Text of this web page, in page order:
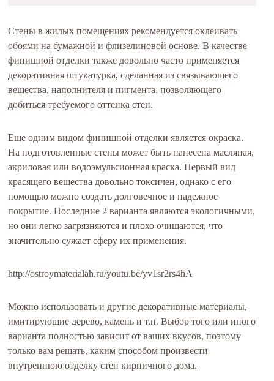
Стены в жилых помещениях рекомендуется оклеивать
обоями на бумажной и флизелиновой основе. В качестве
финишной отделки также довольно часто применяется
декоративная штукатурка, сделанная из связывающего
вещества, наполнителя и пигмента, позволяющего
добиться требуемого оттенка стен.
Еще одним видом финишной отделки является окраска.
На подготовленные стены может быть нанесена масляная,
акриловая или водоэмульсионная краска. Первый вид
красящего вещества довольно токсичен, однако с его
помощью можно создать долговечное и надежное
покрытие. Последние 2 варианта являются экологичными,
но они легко загрязняются и плохо очищаются, что
значительно сужает сферу их применения.
http://ostroymaterialah.ru/youtu.be/yv1sr2rs4hA
Можно использовать и другие декоративные материалы,
имитирующие дерево, камень и т.п. Выбор того или иного
варианта полностью зависит от ваших вкусов, поэтому
только вам решать, каким способом произвести
внутреннюю отделку стен кирпичного дома.